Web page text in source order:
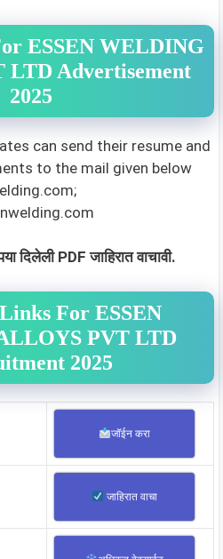
ESSEN WELDING
LTD Advertisement
2025
can send their resume and
to the mail given below
;
दिलेली PDF जाहिरात वाचावी.
For ESSEN
PVT LTD
2025
जॉईन करा
जाहिरात वाचा